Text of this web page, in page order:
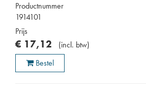
Productnummer
1914101
Prijs
€ 17,12 (incl. btw)
Bestel